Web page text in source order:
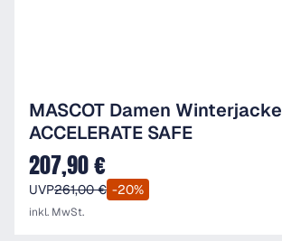
MASCOT Damen Winterjacke
ACCELERATE SAFE
Verkaufspreis:
207,90 €
UVP261,00 € -20%
inkl. MwSt.